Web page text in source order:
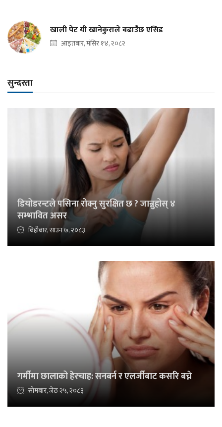
खाली पेट यी खानेकुराले बढाउँछ एसिड
आइतबार, मंसिर १४, २०८२
सुन्दरता
डियोडरन्टले पसिना रोक्नु सुरक्षित छ ? जान्नुहोस् ४
सम्भावित असर
बिहीबार, साउन ७, २०८३
गर्मीमा छालाको हेरचाह: सनबर्न र एलर्जीबाट कसरि बच्ने
सोमबार, जेठ २५, २०८३